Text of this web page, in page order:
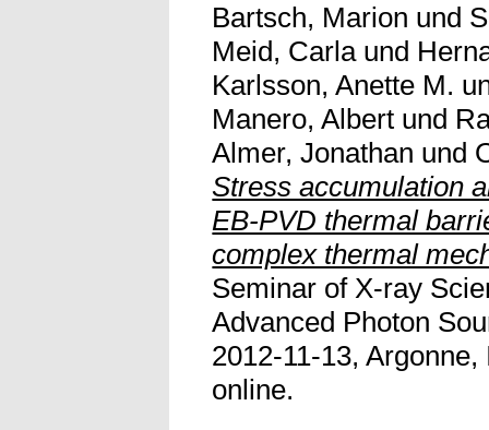
Bartsch, Marion und
Meid, Carlaund
Karlsson, Anette M.
Manero, Albert und
Almer, Jonathan und
Stress accumulation
EB-PVD thermal
complex thermal
Seminar of X-ray
Advanced Photon
2012-11-13,
online.